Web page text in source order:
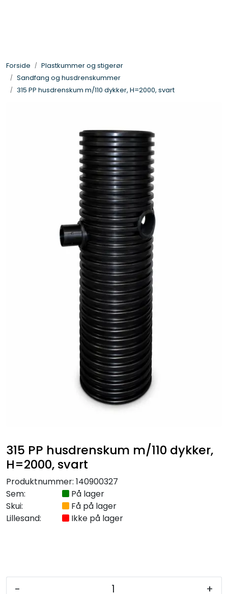
Forside
Plastkummer og stigerør
Sandfang og husdrenskummer
315 PP husdrenskum m/110 dykker, H=2000, svart
315 PP husdrenskum m/110 dykker,
H=2000, svart
Produktnummer: 140900327
Sem:
På lager
Skui:
Få på lager
Lillesand:
Ikke på lager
- +
Linjedrenering og fotskraperister
Glatte rør og deler
DV-rør, drensrør og deler
Trykkrør - og vannledning
Kabelrør og kabelkummer
Betongkummer og justeringsringer
Verktøy og tilbehør